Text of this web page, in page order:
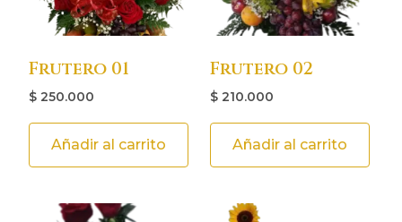
Frutero 01
$ 250.000
Añadir al carrito
Frutero 02
$ 210.000
Añadir al carrito